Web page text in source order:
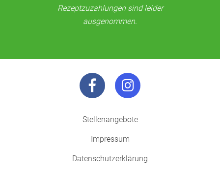
Rezeptzuzahlungen sind leider
ausgenommen.
Stellenangebote
Impressum
Datenschutzerklärung